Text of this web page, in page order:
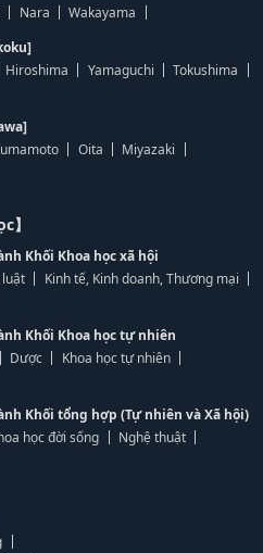
Nara
Wakayama
Hiroshima Yamaguchi
Tokushima
Oita
Miyazaki
】
Khối Khoa học xã hội
luật
Kinh tế, Kinh doanh, Thương mại
Khối Khoa học tự nhiên
Dược
Khoa học tự nhiên
Khối tổng hợp (Tự nhiên và Xã hội)
học đời sống
Nghệ thuật